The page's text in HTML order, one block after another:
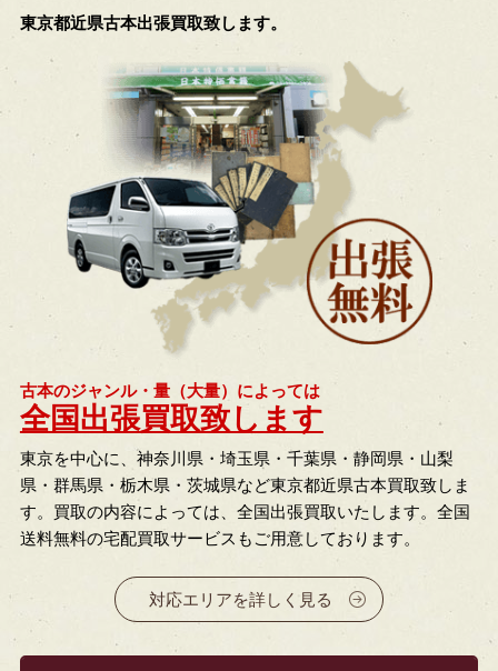
東京都近県古本出張買取致します。
古本のジャンル・量（大量）によっては
全国出張買取致します
東京を中心に、神奈川県・埼玉県・千葉県・静岡県・山梨
県・群馬県・栃木県・茨城県など東京都近県古本買取致しま
す。買取の内容によっては、全国出張買取いたします。全国
送料無料の宅配買取サービスもご用意しております。
対応エリアを詳しく見る